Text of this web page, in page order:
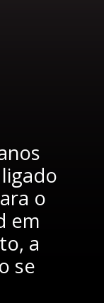
o
em
a
se